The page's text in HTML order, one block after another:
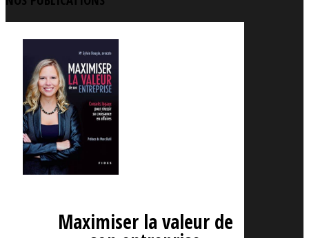
Maximiser la valeur de